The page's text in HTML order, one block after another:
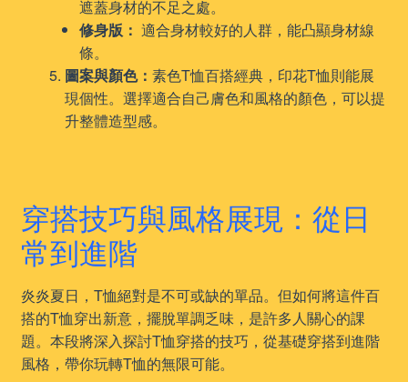
遮蓋身材的不足之處。
修身版： 適合身材較好的人群，能凸顯身材線
條。
圖案與顏色： 素色T恤百搭經典，印花T恤則能展
現個性。選擇適合自己膚色和風格的顏色，可以提
升整體造型感。
穿搭技巧與風格展現：從日
常到進階
炎炎夏日，T恤絕對是不可或缺的單品。但如何將這件百
搭的T恤穿出新意，擺脫單調乏味，是許多人關心的課
題。本段將深入探討T恤穿搭的技巧，從基礎穿搭到進階
風格，帶你玩轉T恤的無限可能。